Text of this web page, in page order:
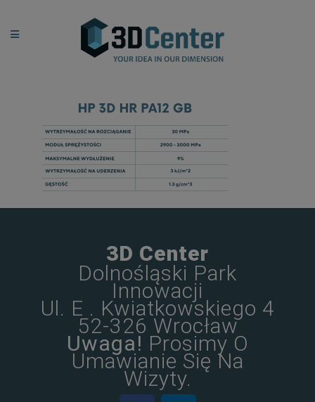
3D Center
Dolnośląski Park
Innowacji
Ul. E . Kwiatkowskiego 4
52-326 Wrocław
Uwaga! Prosimy O
Umawianie Się Na
Wizyty.